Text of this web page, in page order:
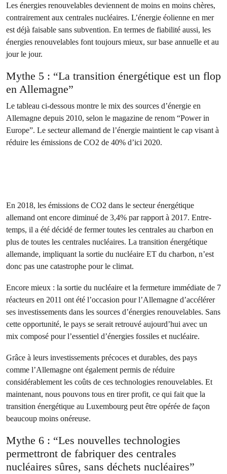
Les énergies renouvelables deviennent de moins en moins chères,
contrairement aux centrales nucléaires. L’énergie éolienne en mer
est déjà faisable sans subvention. En termes de fiabilité aussi, les
énergies renouvelables font toujours mieux, sur base annuelle et au
jour le jour.
Mythe 5 : “La transition énergétique est un flop
en Allemagne”
Le tableau ci-dessous montre le mix des sources d’énergie en
Allemagne depuis 2010, selon le magazine de renom “Power in
Europe”. Le secteur allemand de l’énergie maintient le cap visant à
réduire les émissions de CO2 de 40% d’ici 2020.
En 2018, les émissions de CO2 dans le secteur énergétique
allemand ont encore diminué de 3,4% par rapport à 2017. Entre-
temps, il a été décidé de fermer toutes les centrales au charbon en
plus de toutes les centrales nucléaires. La transition énergétique
allemande, impliquant la sortie du nucléaire ET du charbon, n’est
donc pas une catastrophe pour le climat.
Encore mieux : la sortie du nucléaire et la fermeture immédiate de 7
réacteurs en 2011 ont été l’occasion pour l’Allemagne d’accélérer
ses investissements dans les sources d’énergies renouvelables. Sans
cette opportunité, le pays se serait retrouvé aujourd’hui avec un
mix composé pour l’essentiel d’énergies fossiles et nucléaire.
Grâce à leurs investissements précoces et durables, des pays
comme l’Allemagne ont également permis de réduire
considérablement les coûts de ces technologies renouvelables. Et
maintenant, nous pouvons tous en tirer profit, ce qui fait que la
transition énergétique au Luxembourg peut être opérée de façon
beaucoup moins onéreuse.
Mythe 6 : “Les nouvelles technologies
permettront de fabriquer des centrales
nucléaires sûres, sans déchets nucléaires”